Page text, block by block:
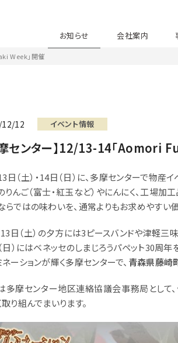
お知らせ 会社案内
Week」開催
12 イベント情報
摩センター】12/13-14「Aomori
日（土）・14日（日）に、多摩センターで物産イ
りんご（富士・紅玉など）やにんにく、工場加
らではの味わいを、通常よりもお求めやすい
13日（土）の夕方には3ピースバンドや津軽三
日）にはベネッセのしまじろうパペット30周
ーションが輝く多摩センターで、 青森県藤崎
多摩センター地区連絡協議会事務局として
り組んでまいります。